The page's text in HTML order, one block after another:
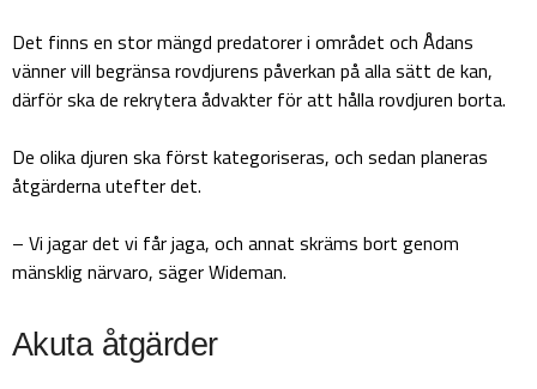
Det finns en stor mängd predatorer i området och Ådans
vänner vill begränsa rovdjurens påverkan på alla sätt de kan,
därför ska de rekrytera ådvakter för att hålla rovdjuren borta.
De olika djuren ska först kategoriseras, och sedan planeras
åtgärderna utefter det.
– Vi jagar det vi får jaga, och annat skräms bort genom
mänsklig närvaro, säger Wideman.
Akuta åtgärder